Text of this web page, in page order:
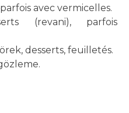
avec vermicelles.
(revani), parfois
desserts, feuilletés.